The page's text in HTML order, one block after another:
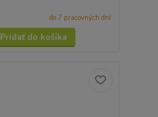
do 7 pracovných dní
Pridať do košíka